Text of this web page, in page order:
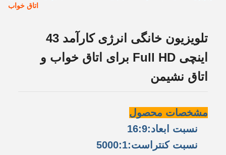
اتاق خواب
تلویزیون خانگی انرژی کارآمد 43
اینچی Full HD برای اتاق خواب و
اتاق نشیمن
مشخصات محصول
نسبت ابعاد:16:9
نسبت کنتراست:5000:1